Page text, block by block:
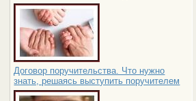
Договор поручительства. Что нужно
знать, решаясь выступить поручителем